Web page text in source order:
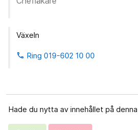
Växeln
phone Ring 019-602 10 00
Hade du nytta av innehållet på